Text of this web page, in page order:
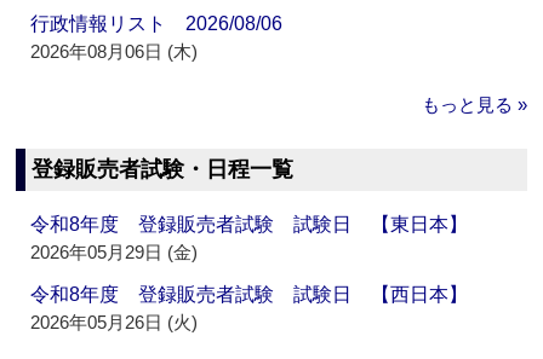
行政情報リスト 2026/08/06
2026年08月06日 (木)
もっと見る »
登録販売者試験・日程一覧
令和8年度 登録販売者試験 試験日 【東日本】
2026年05月29日 (金)
令和8年度 登録販売者試験 試験日 【西日本】
2026年05月26日 (火)